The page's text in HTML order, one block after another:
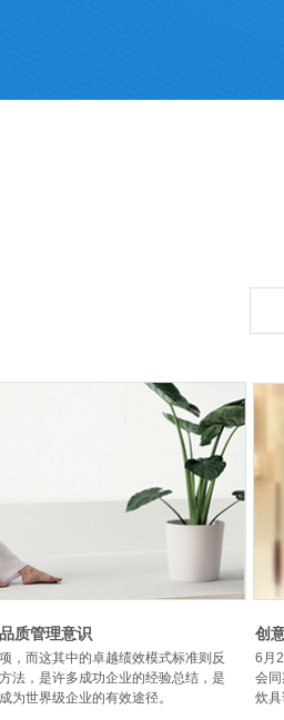
质管理意识
，而这其中的卓越绩效模式标准则反
法，是许多成功企业的经验总结，是
为世界级企业的有效途径。
创
6月
会同
炊具